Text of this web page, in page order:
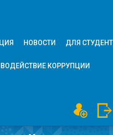
НОВОСТИ ДЛЯ
КОРРУПЦИИ